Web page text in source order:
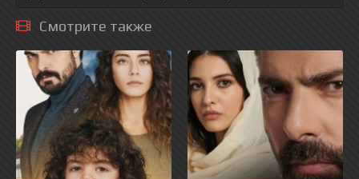
Смотрите также